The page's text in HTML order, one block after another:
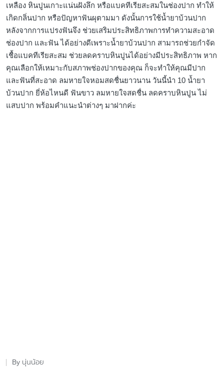
เหลือง หินปูนเกาะแน่นฝังลึก หรือแบคทีเรียสะสมในช่องปาก ทำให้
เกิดกลิ่นปาก หรือปัญหาฟันผุตามมา ดังนั้นการใช้น้ำยาบ้วนปาก
หลังจากการแปรงฟันจึง ช่วยเสริมประสิทธิภาพการทำความสะอาด
ช่องปาก และฟัน ได้อย่างดีเพราะน้ำยาบ้วนปาก สามารถช่วยกำจัด
เชื้อแบคทีเรียสะสม ช่วยลดคราบหินปูนได้อย่างมีประสิทธิภาพ หาก
คุณเลือกให้เหมาะกับสภาพช่องปากของคุณ ก็จะทำให้คุณมีปาก
และฟันที่สะอาด ลมหายใจหอมสดชื่นยาวนาน วันนี้นำ 10 น้ำยา
บ้วนปาก ยี่ห้อไหนดี ฟันขาว ลมหายใจสดชื่น ลดคราบหินปูน ไม่
แสบปาก พร้อมคำแนะนำต่างๆ มาฝากค่ะ
Posted
By นุ่นน้อย